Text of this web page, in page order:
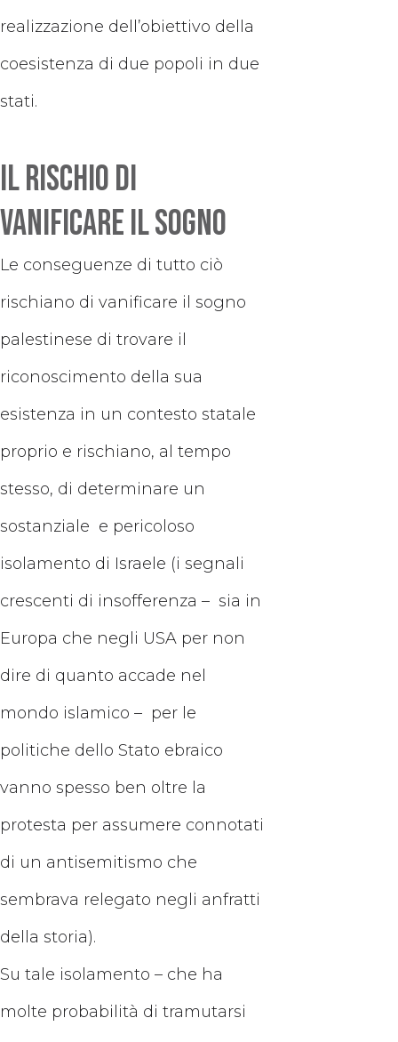
realizzazione dell’obiettivo della
coesistenza di due popoli in due
stati.
Il rischio di
vanificare il sogno
Le conseguenze di tutto ciò
rischiano di vanificare il sogno
palestinese di trovare il
riconoscimento della sua
esistenza in un contesto statale
proprio e rischiano, al tempo
stesso, di determinare un
sostanziale e pericoloso
isolamento di Israele (i segnali
crescenti di insofferenza – sia in
Europa che negli USA per non
dire di quanto accade nel
mondo islamico – per le
politiche dello Stato ebraico
vanno spesso ben oltre la
protesta per assumere connotati
di un antisemitismo che
sembrava relegato negli anfratti
della storia).
Su tale isolamento – che ha
molte probabilità di tramutarsi